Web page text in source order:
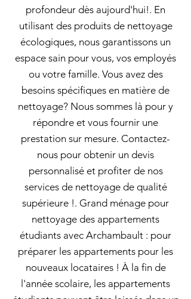
profondeur dès aujourd'hui!. En
utilisant des produits de nettoyage
écologiques, nous garantissons un
espace sain pour vous, vos employés
ou votre famille. Vous avez des
besoins spécifiques en matière de
nettoyage? Nous sommes là pour y
répondre et vous fournir une
prestation sur mesure. Contactez-
nous pour obtenir un devis
personnalisé et profiter de nos
services de nettoyage de qualité
supérieure !. Grand ménage pour
nettoyage des appartements
étudiants avec Archambault : pour
préparer les appartements pour les
nouveaux locataires ! À la fin de
l'année scolaire, les appartements